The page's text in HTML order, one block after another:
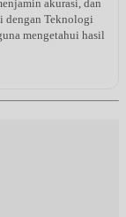
akurasi, dan
dengan Teknologi
mengetahui hasil